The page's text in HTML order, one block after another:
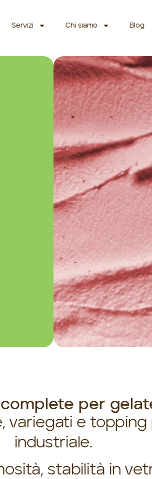
Servizi Chi siamo Blog
complete per
variegati e
industriale.
stabilità in